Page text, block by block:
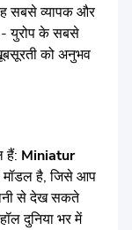
यह सबसे व्यापक और
- युरोप के सबसे
को अनुभव
हैं: Miniatur
मॉडल है, जिसे आप
से देख सकते
दुनिया भर में